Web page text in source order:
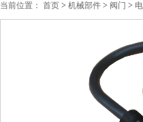
当前位置： 首页 > 机械部件 > 阀门 >